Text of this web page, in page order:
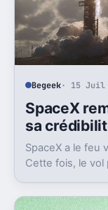
Begeek· 15 Juil
SpaceX
sa
SpaceX a le feu
Cette fois, le vol